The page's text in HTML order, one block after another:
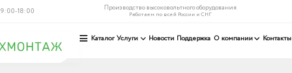
18:00 Производство высоковольтного оборудования
Работаем по всей России и СНГ
Каталог Услуги Новости Поддержка О компании Контакты